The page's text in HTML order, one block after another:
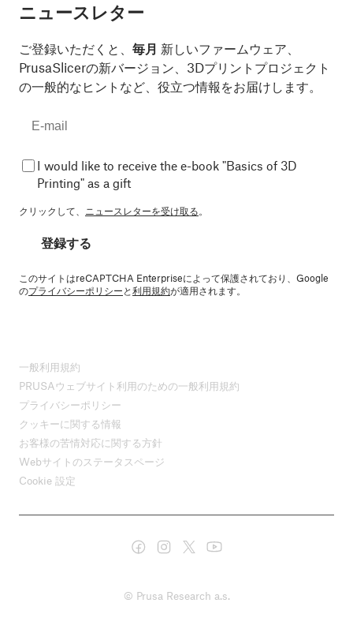
ニュースレター
ご登録いただくと、 毎月 新しいファームウェア、
PrusaSlicerの新バージョン、3Dプリントプロジェクト
の一般的なヒントなど、役立つ情報をお届けします。
I would like to receive the e-book "Basics of 3D
Printing" as a gift
クリックして、 ニュースレターを受け取る。
登録する
このサイトはreCAPTCHA Enterpriseによって保護されており、Google
のプライバシーポリシーと利用規約が適用されます。
一般利用規約
PRUSAウェブサイト利用のための一般利用規約
プライバシーポリシー
クッキーに関する情報
お客様の苦情対応に関する方針
Webサイトのステータスページ
Cookie 設定
© Prusa Research a.s.